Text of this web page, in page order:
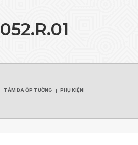
052.R.01
TẤM ĐÁ ỐP TƯỜNG PHỤ KIỆN